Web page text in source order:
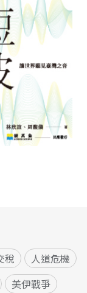
稅
人道危機
美伊戰爭